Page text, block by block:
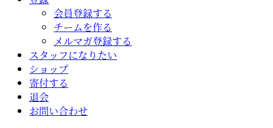
会員登録する
チームを作る
メルマガ登録する
スタッフになりたい
ショップ
寄付する
退会
お問い合わせ